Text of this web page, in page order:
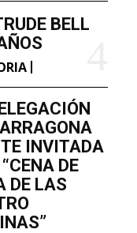
BELL
INVITADA
DE
DE LAS